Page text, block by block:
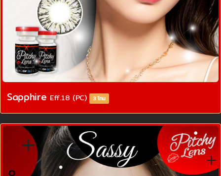
Sapphire Eff.18 (PC) 3 โทน